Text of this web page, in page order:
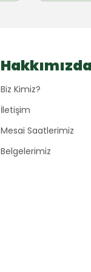
Biz Kimiz?
İletişim
Mesai Saatlerimiz
Belgelerimiz